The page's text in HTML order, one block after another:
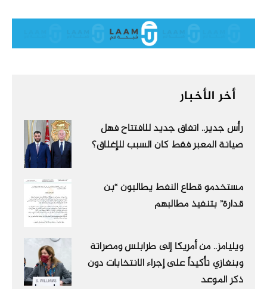
أخر الأخبار
رأس جدير.. اتفاق جديد للافتتاح فهل
صيانة المعبر فقط كان السبب للإغلاق؟
مستخدمو قطاع النفط يطالبون “بن
قدارة” بتنفيذ مطالبهم
ويليامز.. من أمريكا إلى طرابلس ومصراتة
وبنغازي تأكيداً على إجراء الانتخابات دون
ذكر الموعد